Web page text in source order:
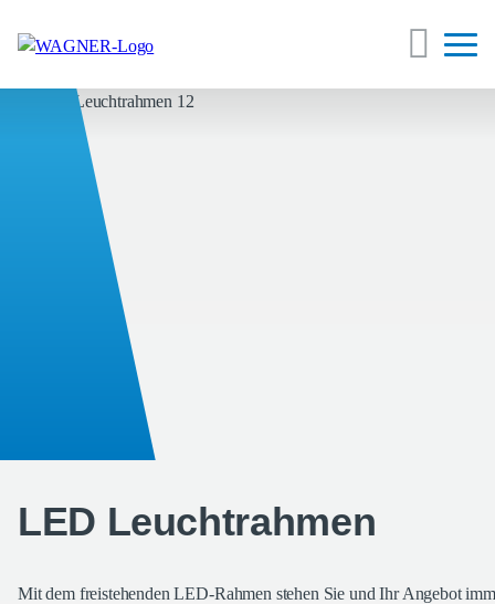
LED Leuchtrahmen
Mit dem freistehenden LED-Rahmen stehen Sie und Ihr Angebot